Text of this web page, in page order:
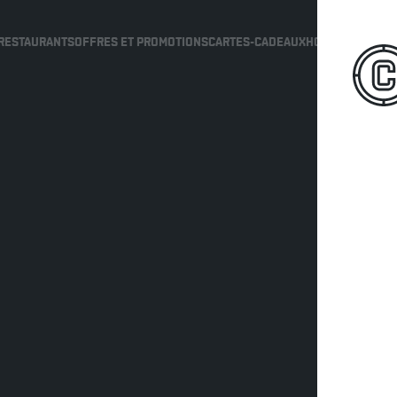
OFFRES ET PROMOTIONSCARTES-CADEAUXHORAIRE DES